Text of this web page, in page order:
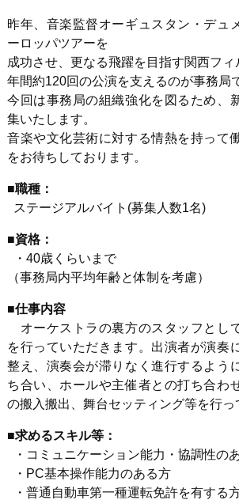
昨年、音楽監督オーギュスタン・デュ
ーロッパツアーを
成功させ、更なる飛躍を目指す関西フィ
年間約120回の公演を支えるのが事務局
今回は事務局の組織強化を図るため、
集いたします。
音楽や文化芸術に対する情熱を持って
をお待ちしております。
■職種：
ステージアルバイト(募集人数1名)
■資格：
・40歳くらいまで
（事務局内平均年齢と体制を考慮）
■仕事内容
オーケストラの裏方のスタッフとし
を行っていただきます。出演者が演奏
整え、演奏会が滞りなく進行するよう
ち合い、ホールや主催者との打ち合わ
の搬入搬出、舞台セッティング等を行っ
■求めるスキル等：
・コミュニケーション能力・協調性の
・PC基本操作能力のある方
・普通自動車第一種運転免許を有する